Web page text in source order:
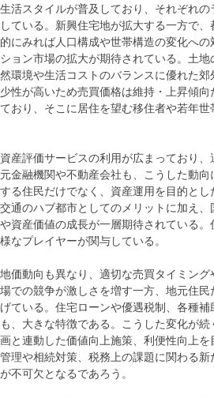
活スタイルが普及しており、それぞれ
ている。新興住宅地が拡大する一方で
にみれば人口構成や世帯構造の変化へ
ョン市場の拡大が期待されている。土
環境や生活コストのバランスに優れた
性が高いため売買価格は維持・上昇傾
おり、そこに居住を望む移住者や若年
産評価サービスの利用が広まっており
金融機関や不動産会社も、こうした動
る住民だけでなく、資産運用を目的と
通のハブ都市としてのメリットに加え
資産価値の成長が一層期待されている
なプレイヤーが関与している。
価動向も異なり、適切な売買タイミン
での競争が激しさを増す一方、地元住
ている。住宅ローンや優遇税制、各種
、大きな特徴である。こうした変化が
と連動した価値向上施策、利便性向上
理や相続対策、税務上の課題に関わる
不可欠となるであろう。